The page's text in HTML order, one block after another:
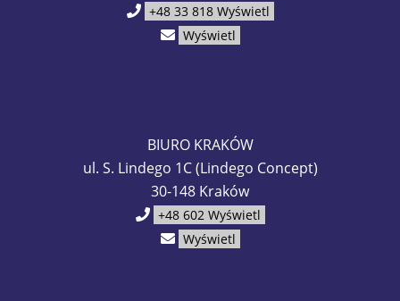
+48 33 818 Wyświetl
Wyświetl
BIURO KRAKÓW
ul. S. Lindego 1C (Lindego Concept)
30-148 Kraków
+48 602 Wyświetl
Wyświetl